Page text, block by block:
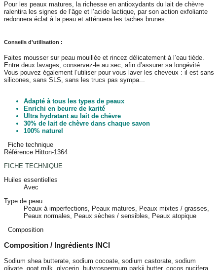
Pour les peaux matures, la richesse en antioxydants du lait de chèvre
ralentira les signes de l’âge et l’acide lactique, par son action exfoliante
redonnera éclat à la peau et atténuera les taches brunes.
Conseils d'utilisation :
Faites mousser sur peau mouillée et rincez délicatement à l’eau tiède.
Entre deux lavages, conservez-le au sec, afin d’assurer sa longévité.
Vous pouvez également l’utiliser pour vous laver les cheveux : il est sans
silicones, sans SLS, sans les trucs pas sympa...
Adapté à tous les types de peaux
Enrichi en beurre de karité
Ultra hydratant au lait de chèvre
30% de lait de chèvre dans chaque savon
100% naturel
Fiche technique
Référence Hitton-1364
FICHE TECHNIQUE
Huiles essentielles
Avec
Type de peau
Peaux à imperfections, Peaux matures, Peaux mixtes / grasses,
Peaux normales, Peaux sèches / sensibles, Peaux atopique
Composition
Composition / Ingrédients INCI
Sodium shea butterate, sodium cocoate, sodium castorate, sodium
olivate, goat milk, glycerin, butyrospermum parkii butter, cocos nucifera